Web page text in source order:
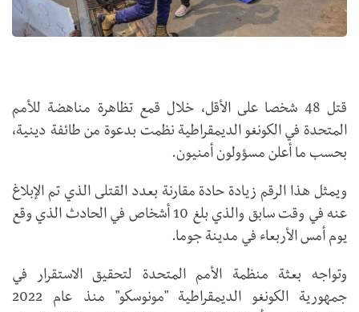
قتل 48 شخصا على الأقل، خلال قمع تظاهرة مناهضة للأمم
المتحدة في الكونغو الديمقراطية نظمت بدعوة من طائفة دينية،
بحسب ما أعلن مسؤولون أمنيون.
ويمثل هذا الرقم زيادة حادة مقارنة بعدد القتلى الذي تم الإبلاغ
عنه في وقت سابق والذي بلغ 10 أشخاص في الحادث الذي وقع
يوم أمس الأربعاء في مدينة جوما.
وتواجه بعثة منظمة الأمم المتحدة لتحقيق الاستقرار في
جمهورية الكونغو الديمقراطية "مونوسكو" منذ عام 2022